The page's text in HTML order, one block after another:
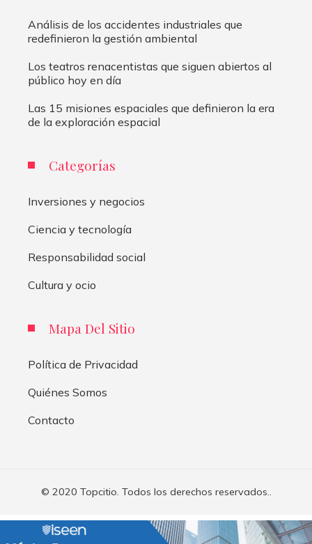
Análisis de los accidentes industriales que
redefinieron la gestión ambiental
Los teatros renacentistas que siguen abiertos al
público hoy en día
Las 15 misiones espaciales que definieron la era
de la exploración espacial
Categorías
Inversiones y negocios
Ciencia y tecnología
Responsabilidad social
Cultura y ocio
Mapa Del Sitio
Política de Privacidad
Quiénes Somos
Contacto
© 2020 Topcitio. Todos los derechos reservados..